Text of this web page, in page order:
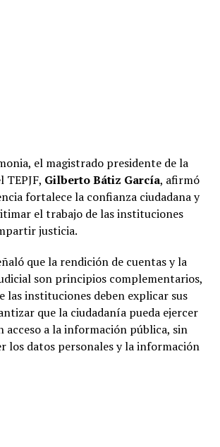
el magistrado presidente de la
TEPJF, Gilberto Bátiz García, afirmó
fortalece la confianza ciudadana y
el trabajo de las instituciones
justicia.
que la rendición de cuentas y la
son principios complementarios,
las instituciones deben explicar sus
que la ciudadanía pueda ejercer
acceso a la información pública, sin
los datos personales y la información